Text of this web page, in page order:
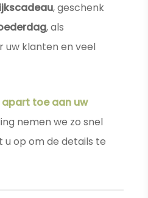
, geschenk
, als
uw klanten en veel
toe aan uw
nemen we zo snel
op om de details te